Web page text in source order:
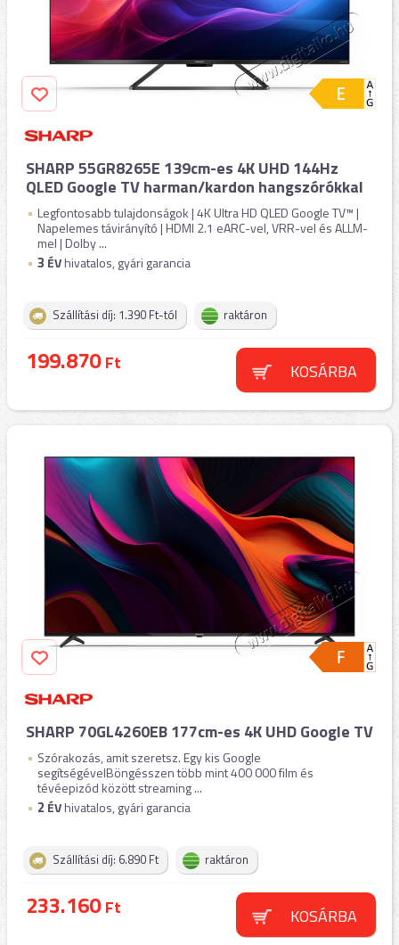
SHARP 55GR8265E 139cm-es 4K UHD 144Hz
QLED Google TV harman/kardon hangszórókkal
Legfontosabb tulajdonságok | 4K Ultra HD QLED Google TV™ |
Napelemes távirányító | HDMI 2.1 eARC-vel, VRR-vel és ALLM-
mel | Dolby ...
3 ÉVhivatalos, gyári garancia
Szállítási díj: 1.390 Ft-tól raktáron
199.870Ft KOSÁRBA
SHARP 70GL4260EB 177cm-es 4K UHD Google TV
Szórakozás, amit szeretsz. Egy kis Google
segítségévelBöngésszen több mint 400 000 film és
tévéepizód között streaming ...
2 ÉVhivatalos, gyári garancia
Szállítási díj: 6.890 Ft raktáron
233.160Ft KOSÁRBA